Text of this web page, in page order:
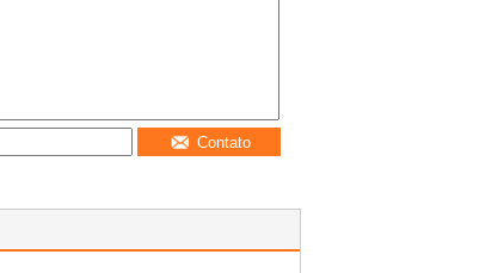
Contato